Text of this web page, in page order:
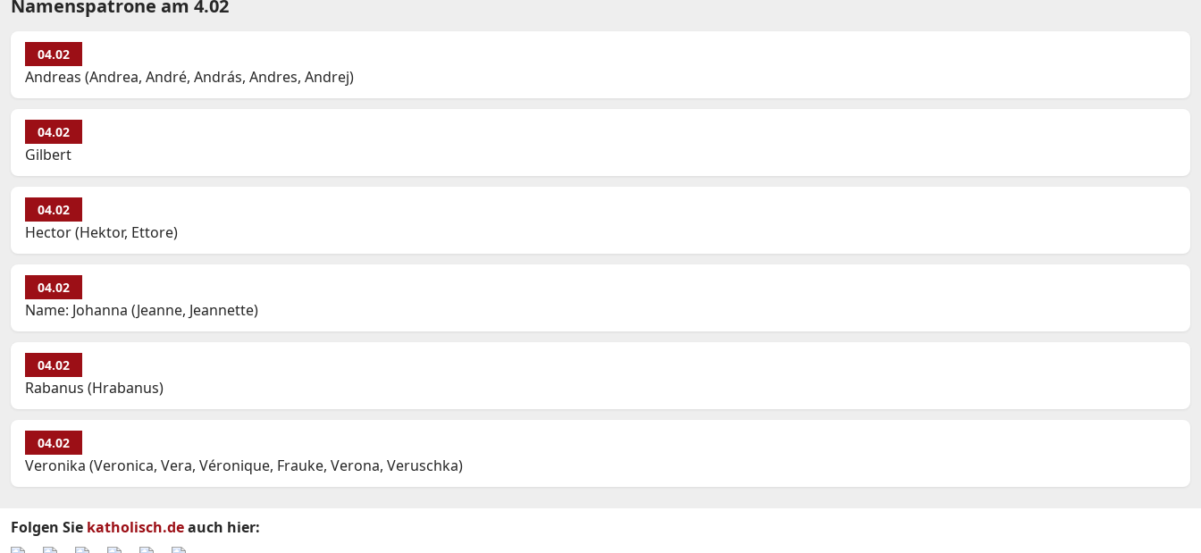
Namenspatrone am 4.02
04.02
Andreas (Andrea, André, András, Andres, Andrej)
04.02
Gilbert
04.02
Hector (Hektor, Ettore)
04.02
Name: Johanna (Jeanne, Jeannette)
04.02
Rabanus (Hrabanus)
04.02
Veronika (Veronica, Vera, Véronique, Frauke, Verona, Veruschka)
Folgen Sie katholisch.deauch hier: